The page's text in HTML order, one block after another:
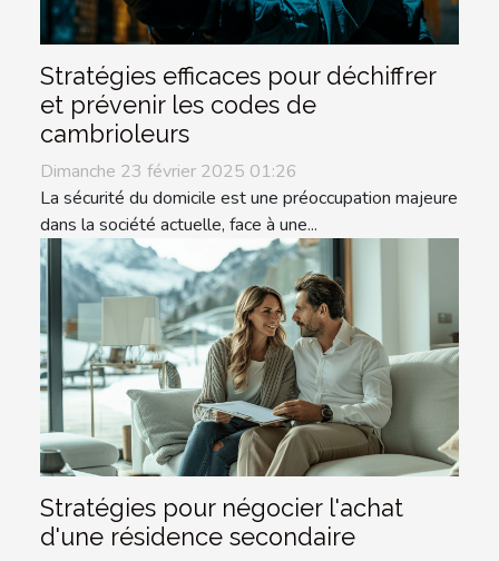
Stratégies efficaces pour déchiffrer
et prévenir les codes de
cambrioleurs
Dimanche 23 février 2025 01:26
La sécurité du domicile est une préoccupation majeure
dans la société actuelle, face à une...
Stratégies pour négocier l'achat
d'une résidence secondaire